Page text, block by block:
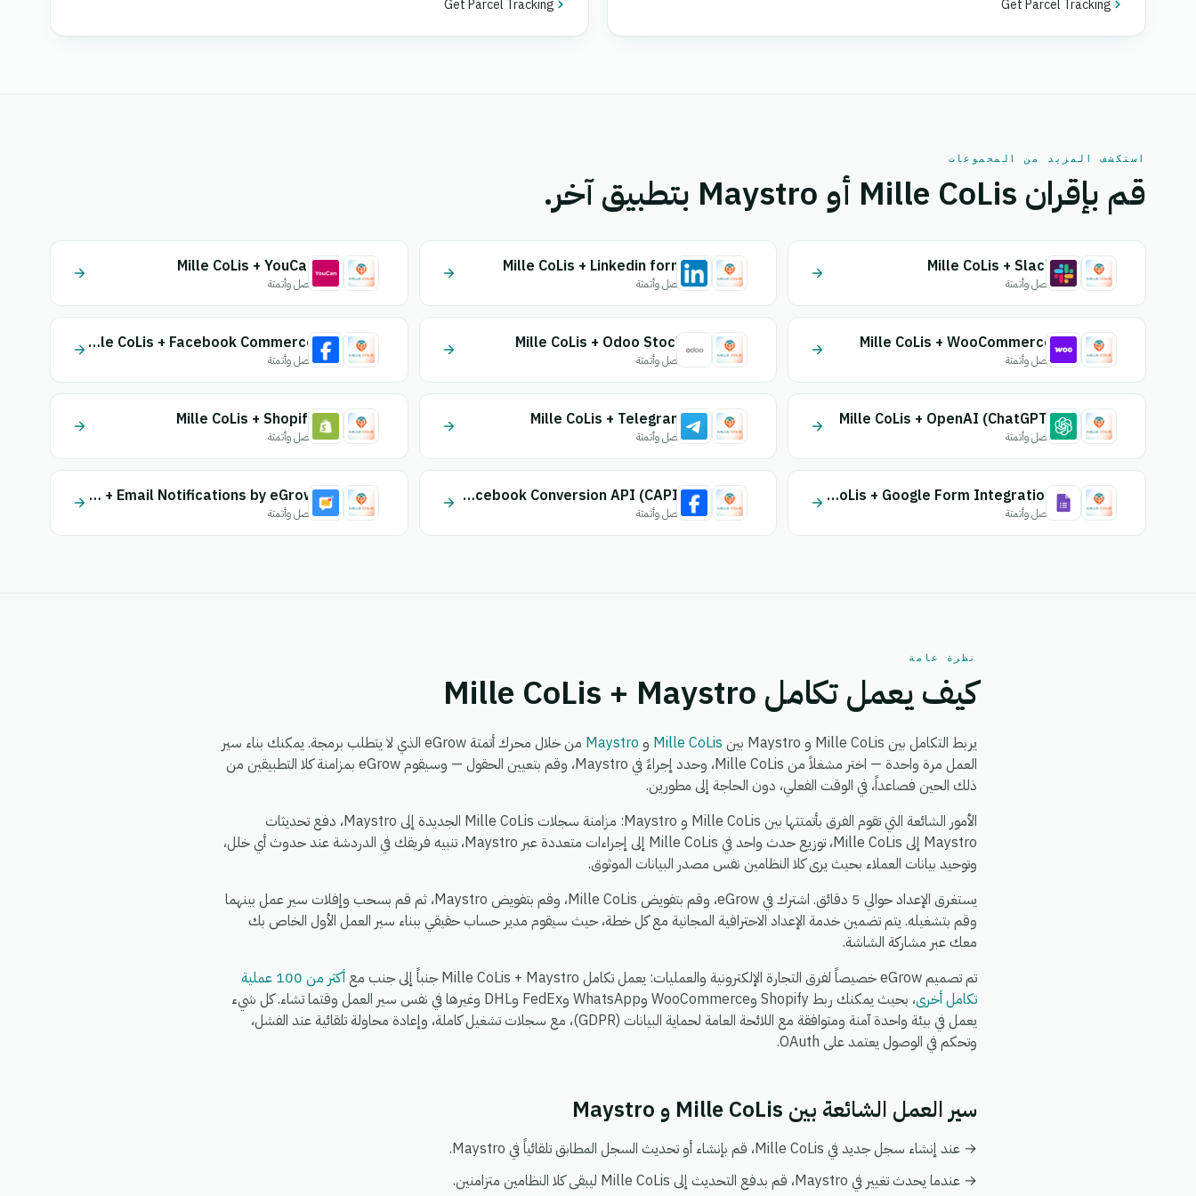
Get Parcel Tracking
Get Parcel Tracking
استكشف المزيد من المجموعات
قم بإقران Mille CoLis أو Maystro بتطبيق آخر.
Mille CoLis + Slack
اتصل وأتمتة
Mille CoLis + Linkedin form
اتصل وأتمتة
Mille CoLis + YouCan
اتصل وأتمتة
Mille CoLis + WooCommerce
اتصل وأتمتة
Mille CoLis + Odoo Stock
اتصل وأتمتة
Mille CoLis + Facebook Commerce
اتصل وأتمتة
Mille CoLis + OpenAI (ChatGPT)
اتصل وأتمتة
Mille CoLis + Telegram
اتصل وأتمتة
Mille CoLis + Shopify
اتصل وأتمتة
Mille CoLis + Google Form Integration
اتصل وأتمتة
Mille CoLis + Facebook Conversion API (CAPI)
اتصل وأتمتة
Mille CoLis + Email Notifications by eGrow
اتصل وأتمتة
نظرة عامة
كيف يعمل تكامل Mille CoLis + Maystro
يربط التكامل بين Mille CoLis و Maystro بين Mille CoLis و Maystro
من خلال محرك أتمتة eGrow الذي لا يتطلب برمجة. يمكنك بناء سير
العمل مرة واحدة — اختر مشغلاً من Mille CoLis، وحدد إجراءً في Maystro، وقم بتعيين الحقول — وسيقوم eGrow بمزامنة كلا التطبيقين من
ذلك الحين فصاعداً، في الوقت الفعلي، دون الحاجة إلى مطورين.
الأمور الشائعة التي تقوم الفرق بأتمتتها بين Mille CoLis و Maystro: مزامنة سجلات Mille CoLis الجديدة إلى Maystro، دفع تحديثات
Maystro إلى Mille CoLis، توزيع حدث واحد في Mille CoLis إلى إجراءات متعددة عبر Maystro، تنبيه فريقك في الدردشة عند حدوث أي خلل،
وتوحيد بيانات العملاء بحيث يرى كلا النظامين نفس مصدر البيانات الموثوق.
يستغرق الإعداد حوالي 5 دقائق. اشترك في eGrow، وقم بتفويض Mille CoLis، وقم بتفويض Maystro، ثم قم بسحب وإفلات سير عمل بينهما
وقم بتشغيله. يتم تضمين خدمة الإعداد الاحترافية المجانية مع كل خطة، حيث سيقوم مدير حساب حقيقي ببناء سير العمل الأول الخاص بك
معك عبر مشاركة الشاشة.
تم تصميم eGrow خصيصاً لفرق التجارة الإلكترونية والعمليات: يعمل تكامل Mille CoLis + Maystro جنباً إلى جنب مع
أكثر من 100 عملية
تكامل أخرى
، بحيث يمكنك ربط Shopify وWooCommerce وWhatsApp وFedEx وDHL وغيرها في نفس سير العمل وقتما تشاء. كل شيء
يعمل في بيئة واحدة آمنة ومتوافقة مع اللائحة العامة لحماية البيانات (GDPR)، مع سجلات تشغيل كاملة، وإعادة محاولة تلقائية عند الفشل،
وتحكم في الوصول يعتمد على OAuth.
سير العمل الشائعة بين Mille CoLis و Maystro
→ عند إنشاء سجل جديد في Mille CoLis، قم بإنشاء أو تحديث السجل المطابق تلقائياً في Maystro.
→ عندما يحدث تغيير في Maystro، قم بدفع التحديث إلى Mille CoLis ليبقى كلا النظامين متزامنين.